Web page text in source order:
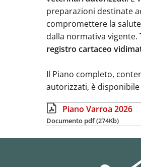
preparazioni destinate
compromettere la
dalla normativa
registro cartaceo
Il Piano completo,
autorizzati, è
Piano Varroa 2026
Documento pdf (274Kb)